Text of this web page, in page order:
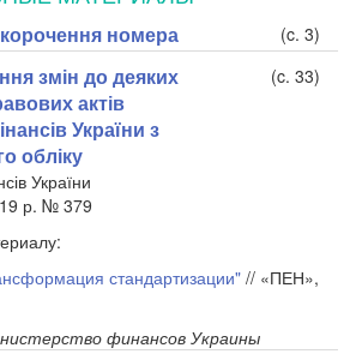
номера (c. 3)
змін до деяких
актів
України з
обліку
(c. 33)
України
р. № 379
стандартизации" // «ПЕН»,
финансов Украины